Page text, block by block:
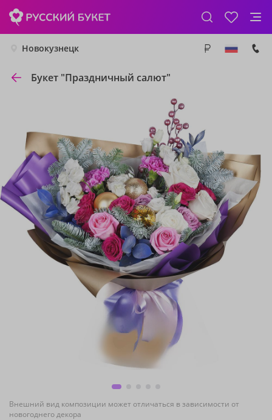
Новокузнецк
Букет "Праздничный салют"
Внешний вид композиции может отличаться в зависимости от
новогоднего декора